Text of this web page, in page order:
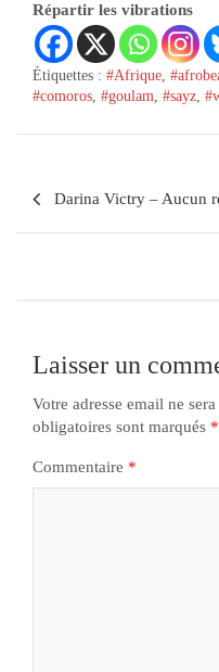
Répartir les vibrations
Étiquettes : #Afrique,
#comoros, #goulam, #sayz,
Darina Victry – Aucun
Laisser un
Votre adresse email ne
obligatoires sont marqués *
Commentaire *